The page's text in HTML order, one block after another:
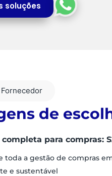
soluções
Fornecedor
de
completa para compras:
toda a gestão de compras
e sustentável